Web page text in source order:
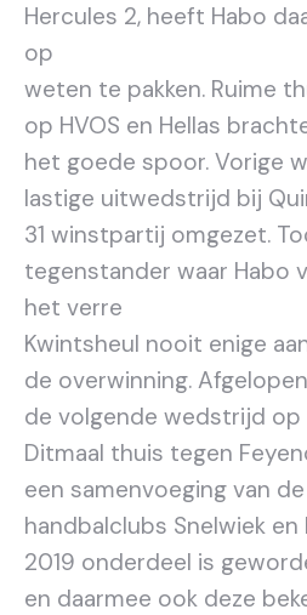
Hercules 2, heeft Habo
op
weten te pakken. Ruime
op HVOS en Hellas
het goede spoor. Vorige
lastige uitwedstrijd bij
31 winstpartij omgezet.
tegenstander waar Habo
het verre
Kwintsheul nooit enige
de overwinning.
de volgende wedstrijd op
Ditmaal thuis tegen
een samenvoeging van
handbalclubs Snelwiek en
2019 onderdeel is
en daarmee ook deze